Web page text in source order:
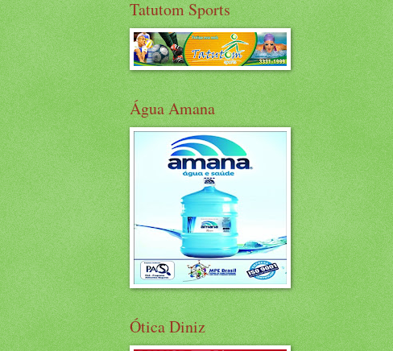
Tatutom Sports
Água Amana
Ótica Diniz